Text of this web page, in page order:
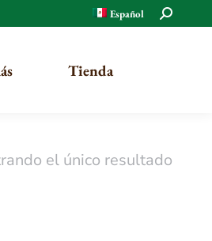
Español Buscar:
Tienda
el único resultado